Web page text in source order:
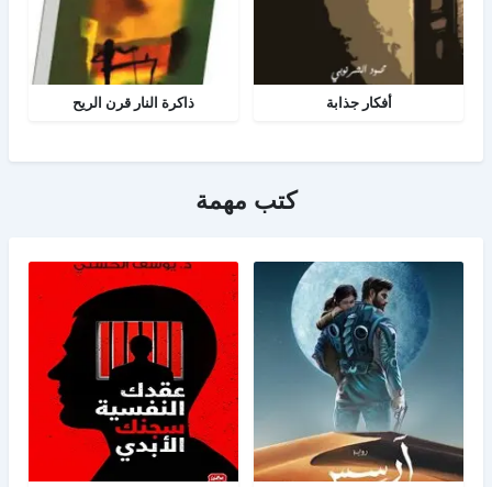
أفكار جذابة ذاكرة النار قرن الريح
كتب مهمة